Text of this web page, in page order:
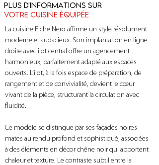
Plus d'informations sur
votre cuisine équipée
La cuisine Eiche Nero affirme un style résolument
moderne et audacieux. Son implantation en ligne
droite avec îlot central offre un agencement
harmonieux, parfaitement adapté aux espaces
ouverts. L’îlot, à la fois espace de préparation, de
rangement et de convivialité, devient le cœur
vivant de la pièce, structurant la circulation avec
fluidité.
Ce modèle se distingue par ses façades noires
mates au rendu profond et sophistiqué, associées
à des éléments en décor chêne noir qui apportent
chaleur et texture. Le contraste subtil entre la